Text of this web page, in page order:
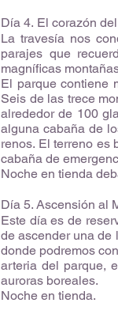
Día 4. El corazón
La travesía nos
parajes que
magníficas
El parque contiene
Seis de las trece
alrededor de 100
alguna cabaña de
renos. El terreno es
cabaña de
Noche en tienda
Día 5. Ascensión al
Este día es de
de ascender una de
donde podremos
arteria del parque,
auroras boreales.
Noche en tienda.